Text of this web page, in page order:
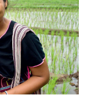
lac Phayao. Arrivée
Rai.